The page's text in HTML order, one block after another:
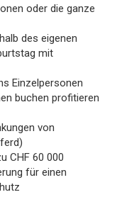
oder die ganze
des eigenen
mit
Einzelpersonen
buchen profitieren
von
CHF 60 000
für einen